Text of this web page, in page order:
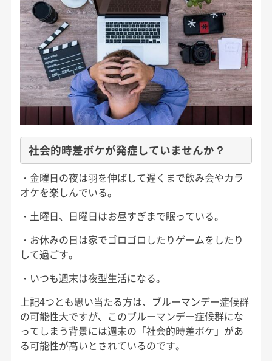
社会的時差ボケが発症していませんか？
・金曜日の夜は羽を伸ばして遅くまで飲み会やカラ
オケを楽しんでいる。
・土曜日、日曜日はお昼すぎまで眠っている。
・お休みの日は家でゴロゴロしたりゲームをしたり
して過ごす。
・いつも週末は夜型生活になる。
上記4つとも思い当たる方は、ブルーマンデー症候群
の可能性大ですが、このブルーマンデー症候群にな
ってしまう背景には週末の「社会的時差ボケ」があ
る可能性が高いとされているのです。